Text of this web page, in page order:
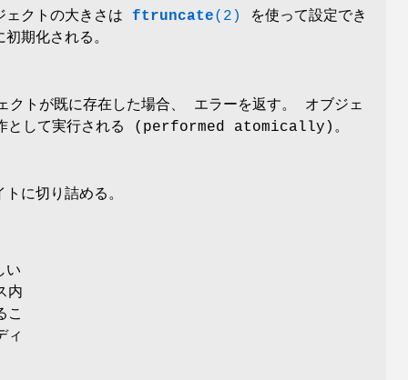
クトの大きさは ftruncate(2)
を使って設定でき
期化される。
クトが既に存在した場合、 エラーを返す。 オブジェ
作として実行される (performed atomically)。
に切り詰める。
い
内
こ
ィ